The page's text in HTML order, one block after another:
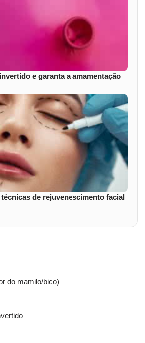
e garanta a amamentação
de rejuvenescimento facial
do mamilo/bico)